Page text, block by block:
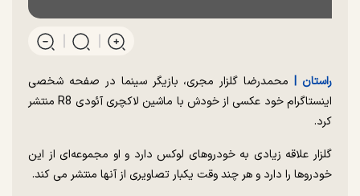
راستان | محمدرضا گلزار مجری، بازیگر سینما در صفحه شخصی
اینستاگرام خود عکسی از خودش با ماشین لاکچری آئودی R8 منتشر
کرد.
گلزار علاقه زیادی به خودروهای لوکس دارد و او مجموعه‌ای از این
خودروها را دارد و هر چند وقت یکبار تصاویری از آنها منتشر می کند.